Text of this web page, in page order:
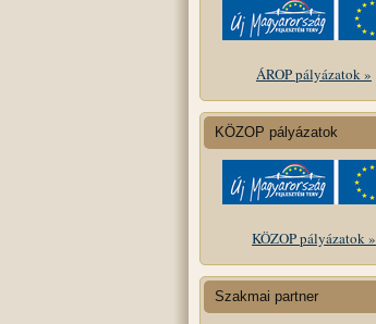
ÁROP pályázatok »
KÖZOP pályázatok
KÖZOP pályázatok »
Szakmai partner